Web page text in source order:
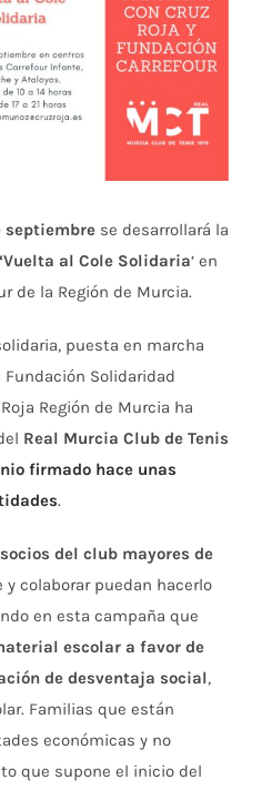
septiembre se desarrollará la
‘Vuelta al Cole Solidaria‘ en
de la Región de Murcia.
puesta en marcha
Fundación Solidaridad
Región de Murcia ha
Real Murcia Club de Tenis
firmado hace unas
.
socios del club mayores de
colaborar puedan hacerlo
en esta campaña que
escolar a favor de
de desventaja social,
Familias que están
económicas y no
que supone el inicio del